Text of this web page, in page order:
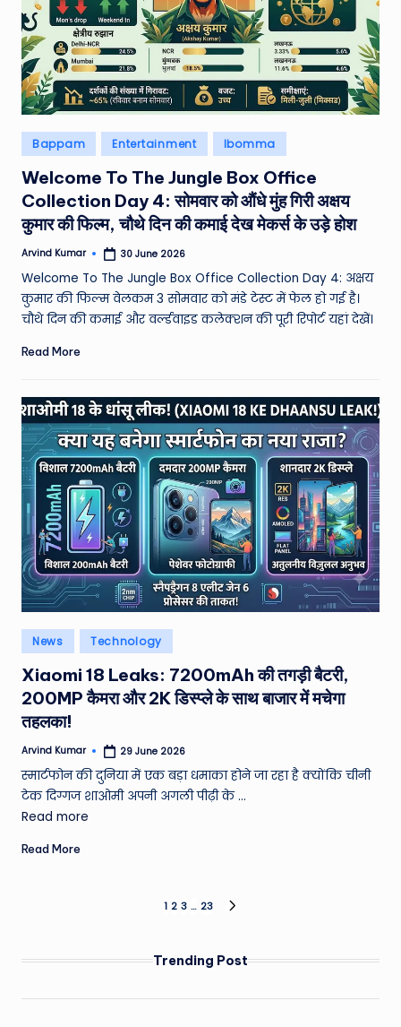
Posted
in
Bappam Entertainment Ibomma
Welcome To The Jungle Box Office
Collection Day 4: सोमवार को औंधे मुंह गिरी अक्षय
कुमार की फिल्म, चौथे दिन की कमाई देख मेकर्स के उड़े होश
Posted
Arvind Kumar 30 June 2026
Welcome To The Jungle Box Office Collection Day 4: अक्षय
कुमार की फिल्म वेलकम 3 सोमवार को मंडे टेस्ट में फेल हो गई है।
चौथे दिन की कमाई और वर्ल्डवाइड कलेक्शन की पूरी रिपोर्ट यहां देखें।
Read More
Posted
in
News Technology
Xiaomi 18 Leaks: 7200mAh की तगड़ी बैटरी,
200MP कैमरा और 2K डिस्प्ले के साथ बाजार में मचेगा
तहलका!
Posted
Arvind Kumar 29 June 2026
स्मार्टफोन की दुनिया में एक बड़ा धमाका होने जा रहा है क्योंकि चीनी
टेक दिग्गज शाओमी अपनी अगली पीढ़ी के ...
Read more
Read More
pagination
1 2 3 … 23
Trending Post